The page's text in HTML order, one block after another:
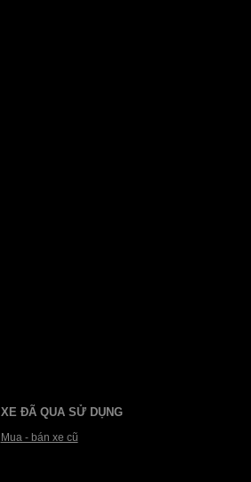
XE ĐÃ QUA SỬ DỤNG
Mua - bán xe cũ